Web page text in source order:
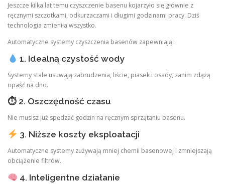
Jeszcze kilka lat temu czyszczenie basenu kojarzyło się głównie z
ręcznymi szczotkami, odkurzaczami i długimi godzinami pracy. Dziś
technologia zmieniła wszystko.
Automatyczne systemy czyszczenia basenów zapewniają:
1. Idealną czystość wody
Systemy stale usuwają zabrudzenia, liście, piasek i osady, zanim zdążą
opaść na dno.
⏱ 2. Oszczędność czasu
Nie musisz już spędzać godzin na ręcznym sprzątaniu basenu.
3. Niższe koszty eksploatacji
Automatyczne systemy zużywają mniej chemii basenowej i zmniejszają
obciążenie filtrów.
4. Inteligentne działanie